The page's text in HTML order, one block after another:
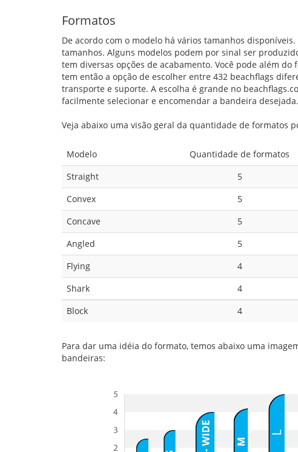
Formatos
De acordo com o modelo há vários tamanhos
tamanhos. Alguns modelos podem por sinal ser
tem diversas opções de acabamento. Você pode além
tem então a opção de escolher entre 432 beachflags
transporte e suporte. A escolha é grande no
facilmente selecionar e encomendar a bandeira desejada.
Veja abaixo uma visão geral da quantidade de formatos
Modelo
Quantidade de formatos
Straight
5
Convex
5
Concave
5
Angled
5
Flying
4
Shark
4
Block
4
Para dar uma idéia do formato, temos abaixo uma
bandeiras: